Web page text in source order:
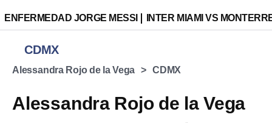
ENFERMEDAD JORGE MESSI INTER MIAMI VS
CDMX
Alessandra Rojo de la Vega CDMX
Alessandra Rojo de la Vega